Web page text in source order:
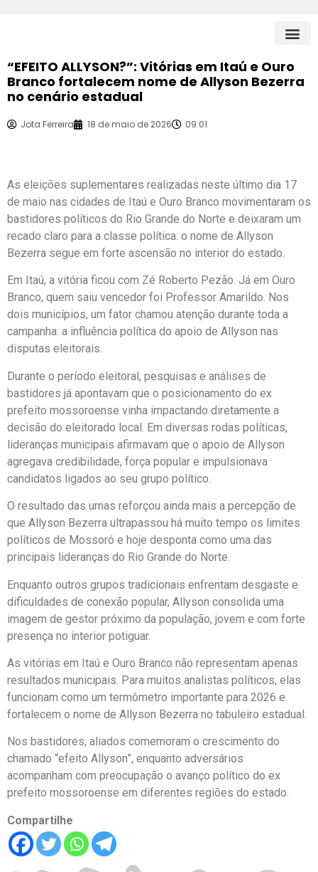
“EFEITO ALLYSON?”: Vitórias em Itaú e Ouro
Branco fortalecem nome de Allyson Bezerra
no cenário estadual
Jota Ferreira 18 de maio de 2026 09:01
As eleições suplementares realizadas neste último dia 17
de maio nas cidades de Itaú e Ouro Branco movimentaram os
bastidores políticos do Rio Grande do Norte e deixaram um
recado claro para a classe política: o nome de Allyson
Bezerra segue em forte ascensão no interior do estado.
Em Itaú, a vitória ficou com Zé Roberto Pezão. Já em Ouro
Branco, quem saiu vencedor foi Professor Amarildo. Nos
dois municípios, um fator chamou atenção durante toda a
campanha: a influência política do apoio de Allyson nas
disputas eleitorais.
Durante o período eleitoral, pesquisas e análises de
bastidores já apontavam que o posicionamento do ex
prefeito mossoroense vinha impactando diretamente a
decisão do eleitorado local. Em diversas rodas políticas,
lideranças municipais afirmavam que o apoio de Allyson
agregava credibilidade, força popular e impulsionava
candidatos ligados ao seu grupo político.
O resultado das urnas reforçou ainda mais a percepção de
que Allyson Bezerra ultrapassou há muito tempo os limites
políticos de Mossoró e hoje desponta como uma das
principais lideranças do Rio Grande do Norte.
Enquanto outros grupos tradicionais enfrentam desgaste e
dificuldades de conexão popular, Allyson consolida uma
imagem de gestor próximo da população, jovem e com forte
presença no interior potiguar.
As vitórias em Itaú e Ouro Branco não representam apenas
resultados municipais. Para muitos analistas políticos, elas
funcionam como um termômetro importante para 2026 e
fortalecem o nome de Allyson Bezerra no tabuleiro estadual.
Nos bastidores, aliados comemoram o crescimento do
chamado “efeito Allyson”, enquanto adversários
acompanham com preocupação o avanço político do ex
prefeito mossoroense em diferentes regiões do estado.
Compartilhe